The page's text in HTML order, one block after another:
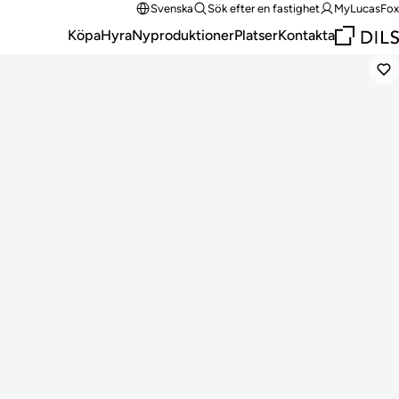
Svenska Sök efter en fastighet MyLucasFox
KöpaHyraNyproduktionerPlatserKontakta